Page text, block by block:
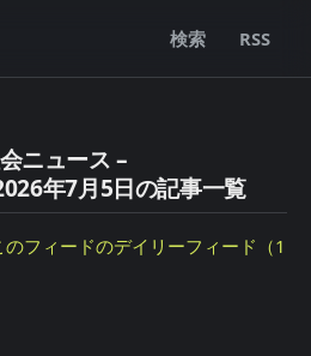
検索 RSS
ニュース –
年7月5日の記事一覧
のフィードのデイリーフィード（1